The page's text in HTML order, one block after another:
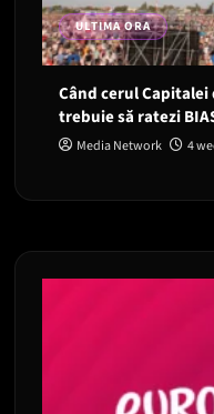
ULTIMA ORA
Când cerul Capitalei
trebuie să ratezi
Media Network 4